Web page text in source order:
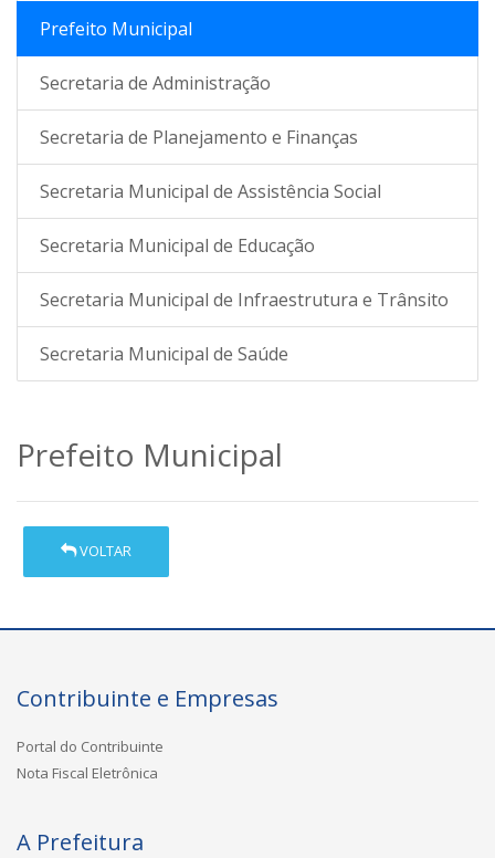
Prefeito Municipal
Secretaria de Administração
Secretaria de Planejamento e Finanças
Secretaria Municipal de Assistência Social
Secretaria Municipal de Educação
Secretaria Municipal de Infraestrutura e Trânsito
Secretaria Municipal de Saúde
Prefeito Municipal
VOLTAR
Contribuinte e Empresas
Portal do Contribuinte
Nota Fiscal Eletrônica
A Prefeitura